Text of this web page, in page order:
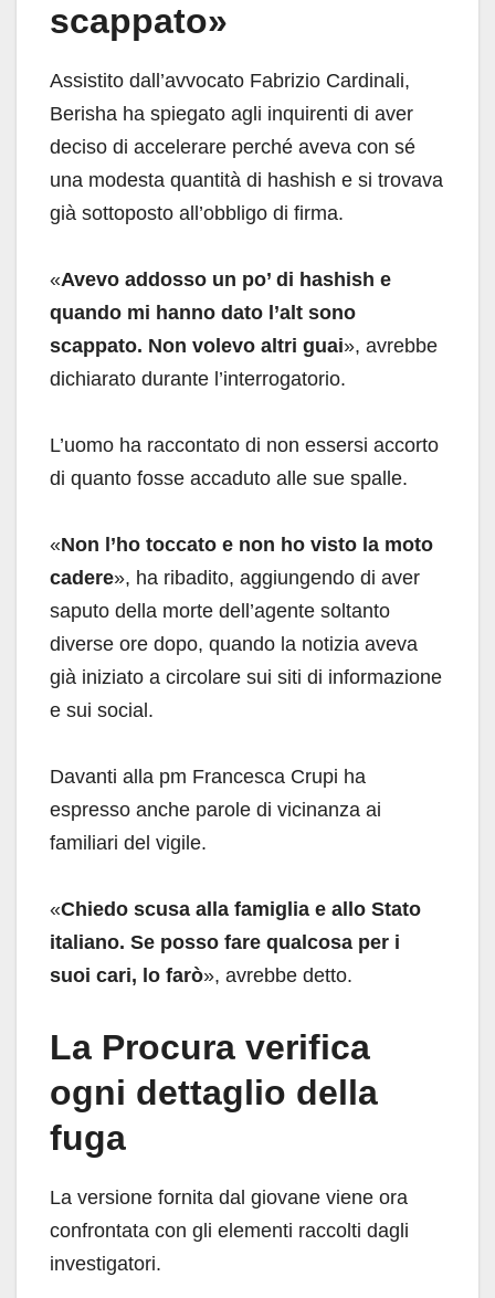
scappato»
Assistito dall’avvocato Fabrizio Cardinali,
Berisha ha spiegato agli inquirenti di aver
deciso di accelerare perché aveva con sé
una modesta quantità di hashish e si trovava
già sottoposto all’obbligo di firma.
«Avevo addosso un po’ di hashish e
quando mi hanno dato l’alt sono
scappato. Non volevo altri guai», avrebbe
dichiarato durante l’interrogatorio.
L’uomo ha raccontato di non essersi accorto
di quanto fosse accaduto alle sue spalle.
«Non l’ho toccato e non ho visto la moto
cadere», ha ribadito, aggiungendo di aver
saputo della morte dell’agente soltanto
diverse ore dopo, quando la notizia aveva
già iniziato a circolare sui siti di informazione
e sui social.
Davanti alla pm Francesca Crupi ha
espresso anche parole di vicinanza ai
familiari del vigile.
«Chiedo scusa alla famiglia e allo Stato
italiano. Se posso fare qualcosa per i
suoi cari, lo farò», avrebbe detto.
La Procura verifica
ogni dettaglio della
fuga
La versione fornita dal giovane viene ora
confrontata con gli elementi raccolti dagli
investigatori.